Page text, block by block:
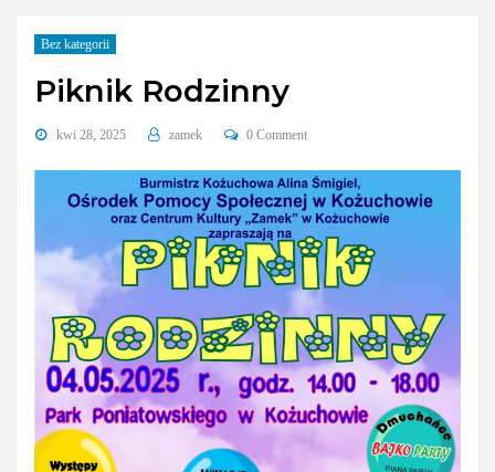
Bez kategorii
Piknik Rodzinny
kwi 28, 2025 zamek 0 Comment